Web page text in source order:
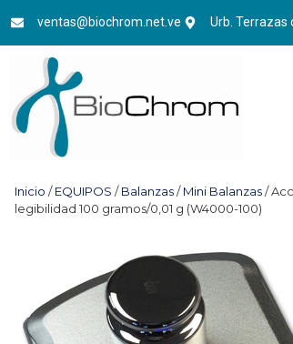
ventas@biochrom.net.ve Urb. Terrazas
Inicio /EQUIPOS /Balanzas/Mini Balanzas/
legibilidad 100 gramos/0,01 g (W4000-100)